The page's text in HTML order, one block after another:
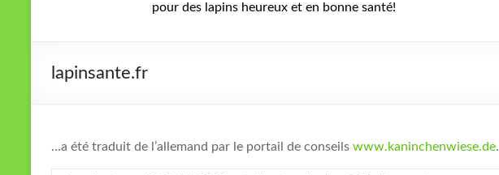
pour des lapins heureux et en bonne santé!
lapinsante.fr
…a été traduit de l’allemand par le portail de conseils www.kaninchenwiese.de.